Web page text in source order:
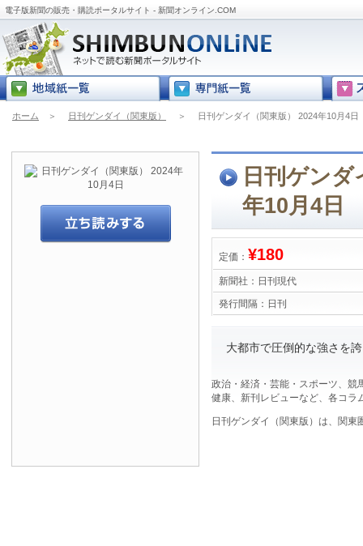
電子版新聞の販売・購読ポータルサイト - 新聞オンライン.COM
ホーム ＞ 日刊ゲンダイ（関東版） ＞ 日刊ゲンダイ（関東版） 2024年10月4日
日刊ゲン
年10月4日
定価： ¥180
新聞社： 日刊現代
発行間隔： 日刊
大都市で圧倒的な強さを
政治・経済・芸能・スポーツ、競
健康、新刊レビューなど、各コラ
日刊ゲンダイ（関東版）は、関